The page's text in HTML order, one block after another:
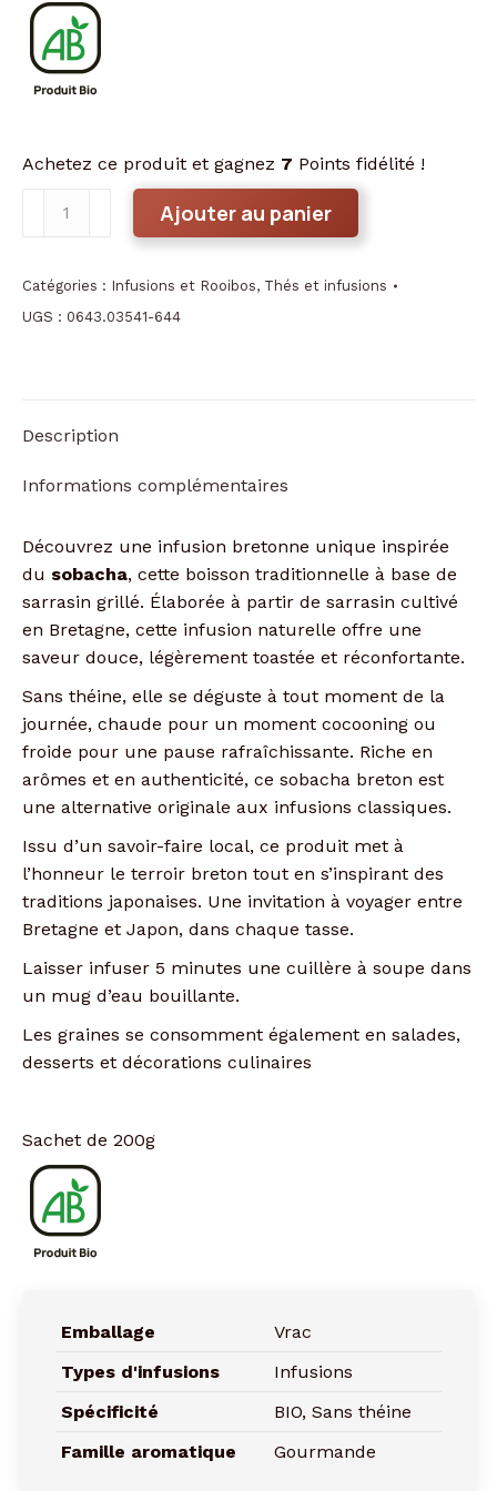
Achetez ce produit et gagnez 7 Points fidélité !
infusion
sarrasin
Ajouter au panier
Catégories : Infusions et Rooibos, Thés et infusions
UGS : 0643.03541-644
Description
Informations complémentaires
Découvrez une infusion bretonne unique inspirée
du sobacha, cette boisson traditionnelle à base de
sarrasin grillé. Élaborée à partir de sarrasin cultivé
en Bretagne, cette infusion naturelle offre une
saveur douce, légèrement toastée et réconfortante.
Sans théine, elle se déguste à tout moment de la
journée, chaude pour un moment cocooning ou
froide pour une pause rafraîchissante. Riche en
arômes et en authenticité, ce sobacha breton est
une alternative originale aux infusions classiques.
Issu d’un savoir-faire local, ce produit met à
l’honneur le terroir breton tout en s’inspirant des
traditions japonaises. Une invitation à voyager entre
Bretagne et Japon, dans chaque tasse.
Laisser infuser 5 minutes une cuillère à soupe dans
un mug d’eau bouillante.
Les graines se consomment également en salades,
desserts et décorations culinaires
Sachet de 200g
Emballage
Vrac
Types d'infusions
Infusions
Spécificité
BIO, Sans théine
Famille aromatique
Gourmande